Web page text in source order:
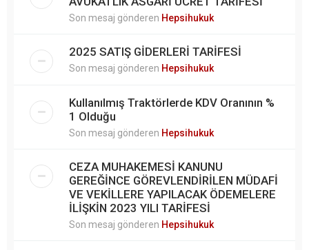
Son mesaj gönderen Hepsihukuk
2025 SATIŞ GİDERLERİ TARİFESİ
Son mesaj gönderen Hepsihukuk
Kullanılmış Traktörlerde KDV Oranının %
1 Olduğu
Son mesaj gönderen Hepsihukuk
CEZA MUHAKEMESİ KANUNU
GEREĞİNCE GÖREVLENDİRİLEN MÜDAFİ
VE VEKİLLERE YAPILACAK ÖDEMELERE
İLİŞKİN 2023 YILI TARİFESİ
Son mesaj gönderen Hepsihukuk